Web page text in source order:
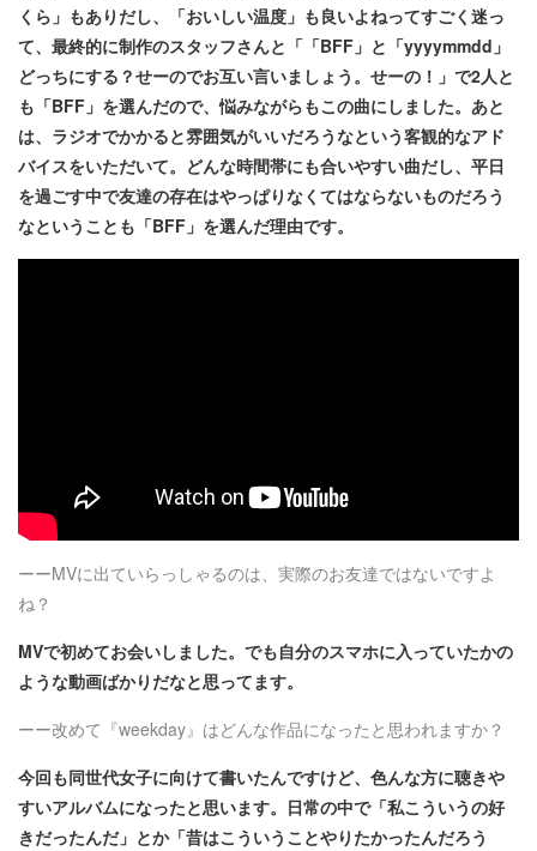
くら」もありだし、「おいしい温度」も良いよねってすごく迷っ
て、最終的に制作のスタッフさんと「「BFF」と「yyyymmdd」
どっちにする？せーのでお互い言いましょう。せーの！」で2人と
も「BFF」を選んだので、悩みながらもこの曲にしました。あと
は、ラジオでかかると雰囲気がいいだろうなという客観的なアド
バイスをいただいて。どんな時間帯にも合いやすい曲だし、平日
を過ごす中で友達の存在はやっぱりなくてはならないものだろう
なということも「BFF」を選んだ理由です。
ーーMVに出ていらっしゃるのは、実際のお友達ではないですよ
ね？
MVで初めてお会いしました。でも自分のスマホに入っていたかの
ような動画ばかりだなと思ってます。
ーー改めて『weekday』はどんな作品になったと思われますか？
今回も同世代女子に向けて書いたんですけど、色んな方に聴きや
すいアルバムになったと思います。日常の中で「私こういうの好
きだったんだ」とか「昔はこういうことやりたかったんだろう